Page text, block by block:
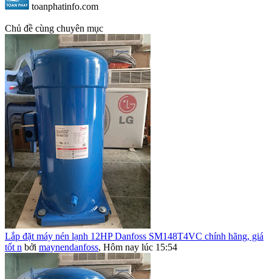
toanphatinfo.com
Chủ đề cùng chuyên mục
Lắp đặt máy nén lạnh 12HP Danfoss SM148T4VC chính hãng, giá
tốt n bởi maynendanfoss, Hôm nay lúc 15:54